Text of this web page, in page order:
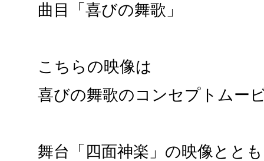
曲目「喜びの舞歌」
こちらの映像は
喜びの舞歌のコンセプトムー
舞台「四面神楽」の映像とと